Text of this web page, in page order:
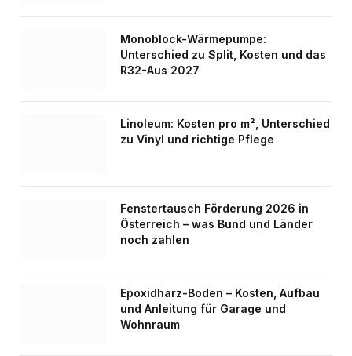
Monoblock-Wärmepumpe:
Unterschied zu Split, Kosten und das
R32-Aus 2027
Linoleum: Kosten pro m², Unterschied
zu Vinyl und richtige Pflege
Fenstertausch Förderung 2026 in
Österreich – was Bund und Länder
noch zahlen
Epoxidharz-Boden – Kosten, Aufbau
und Anleitung für Garage und
Wohnraum